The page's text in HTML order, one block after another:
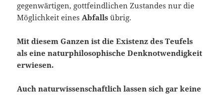
gegenwärtigen, gottfeindlichen Zustandes nur die
Möglichkeit einesAbfalls übrig.
Mit diesem Ganzen ist die Existenz des Teufels
als eine naturphi­losophische Denknotwendigkeit
erwiesen.
Auch naturwissenschaftlich lassen sich gar keine